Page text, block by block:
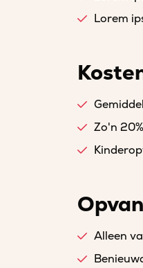
Lorem
Zo'n
Alleen